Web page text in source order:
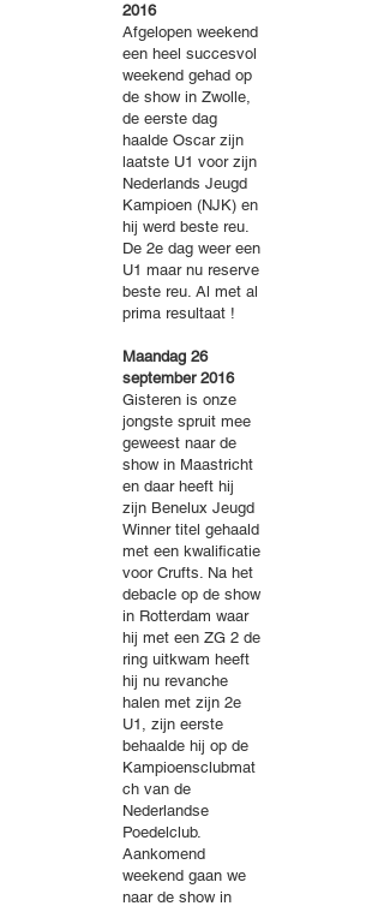
2016
Afgelopen weekend
een heel succesvol
weekend gehad op
de show in Zwolle,
de eerste dag
haalde Oscar zijn
laatste U1 voor zijn
Nederlands Jeugd
Kampioen (NJK) en
hij werd beste reu.
De 2e dag weer een
U1 maar nu reserve
beste reu. Al met al
prima resultaat !
Maandag 26
september 2016
Gisteren is onze
jongste spruit mee
geweest naar de
show in Maastricht
en daar heeft hij
zijn Benelux Jeugd
Winner titel gehaald
met een kwalificatie
voor Crufts. Na het
debacle op de show
in Rotterdam waar
hij met een ZG 2 de
ring uitkwam heeft
hij nu revanche
halen met zijn 2e
U1, zijn eerste
behaalde hij op de
Kampioensclubmat
ch van de
Nederlandse
Poedelclub.
Aankomend
weekend gaan we
naar de show in